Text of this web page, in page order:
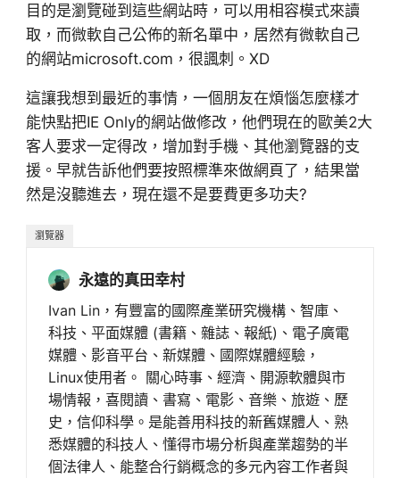
目的是瀏覽碰到這些網站時，可以用相容模式來讀
取，而微軟自己公佈的新名單中，居然有微軟自己
的網站microsoft.com，很諷刺。XD
這讓我想到最近的事情，一個朋友在煩惱怎麼樣才
能快點把IE Only的網站做修改，他們現在的歐美2大
客人要求一定得改，增加對手機、其他瀏覽器的支
援。早就告訴他們要按照標準來做網頁了，結果當
然是沒聽進去，現在還不是要費更多功夫?
瀏覽器
永遠的真田幸村
Ivan Lin，有豐富的國際產業研究機構、智庫、
科技、平面媒體 (書籍、雜誌、報紙)、電子廣電
媒體、影音平台、新媒體、國際媒體經驗，
Linux使用者。 關心時事、經濟、開源軟體與市
場情報，喜閱讀、書寫、電影、音樂、旅遊、歷
史，信仰科學。是能善用科技的新舊媒體人、熟
悉媒體的科技人、懂得市場分析與產業趨勢的半
個法律人、能整合行銷概念的多元內容工作者與